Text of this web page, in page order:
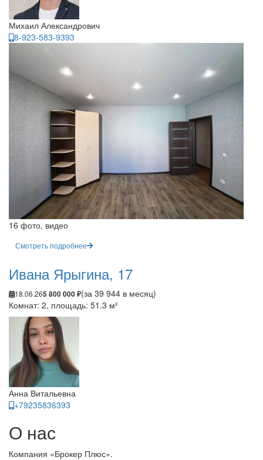
Михаил Александрович
8-923-583-9393
16 фото, видео
Смотреть подробнее
Ивана Ярыгина, 17
18.06.265 800 000 ₽(за 39 944 в месяц)
Комнат: 2, площадь: 51.3 м²
Анна Витальевна
+79235836393
О нас
Компания «Брокер Плюс».